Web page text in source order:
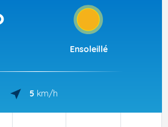
Ensoleillé
5 km/h